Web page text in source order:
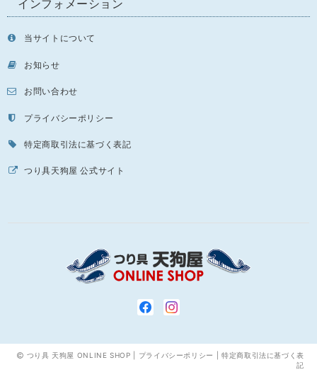
インフォメーション
当サイトについて
お知らせ
お問い合わせ
プライバシーポリシー
特定商取引法に基づく表記
つり具天狗屋 公式サイト
つり具 天狗屋 ONLINE SHOP | プライバシーポリシー
特定商取引法に基づく表
記